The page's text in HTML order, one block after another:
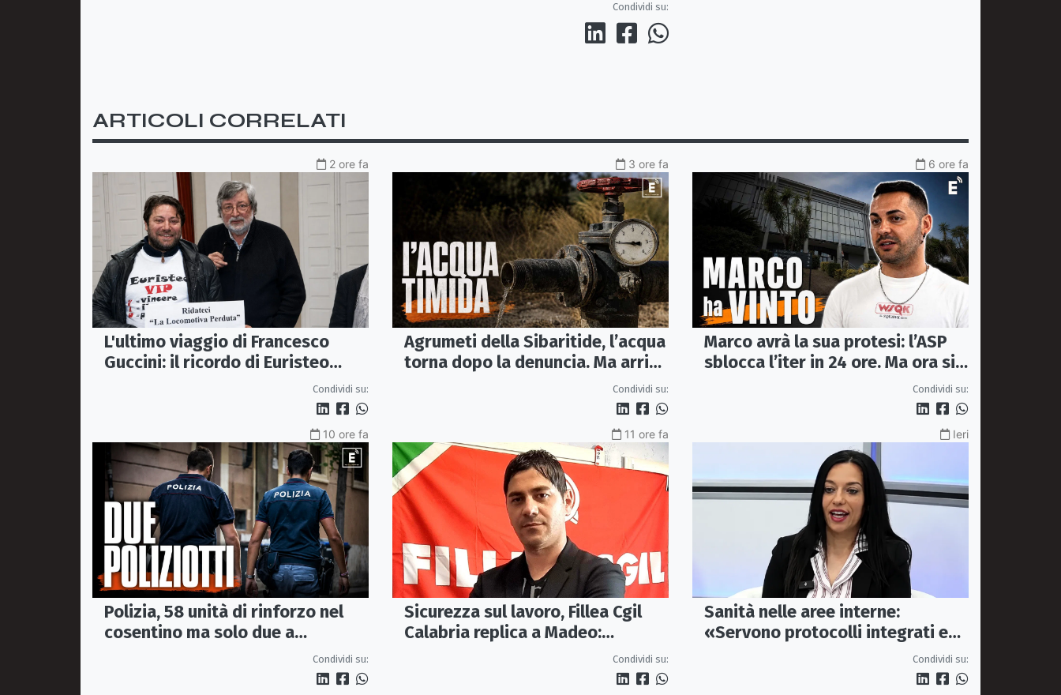
Condividi su:
ARTICOLI CORRELATI
2 ore fa
L'ultimo viaggio di Francesco
Guccini: il ricordo di Euristeo
Condividi su:
3 ore fa
Agrumeti della Sibaritide, l’acqua
torna dopo la denuncia. Ma arriva
con un terzo della pressioneCondividi su:
6 ore fa
Marco avrà la sua protesi: l’ASP
sblocca l’iter in 24 ore. Ma ora si
apre il caso dell’Ufficio ausiliCondividi su:
10 ore fa
Polizia, 58 unità di rinforzo nel
cosentino ma solo due a
Corigliano-Rossano e due aCondividi su:
11 ore fa
Sicurezza sul lavoro, Fillea Cgil
Calabria replica a Madeo:
«Servono controlli, non incentivi
Condividi su:
Ieri
Sanità nelle aree interne:
«Servono protocolli integrati e
mezzi dedicati per garantireCondividi su: